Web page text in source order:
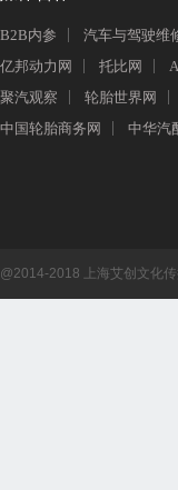
B2B内参 汽车与驾驶维
亿邦动力网
托比网
聚汽观察
轮胎世界网
中国轮胎商务网
中华汽
@2014-2018 上海艾创文化传